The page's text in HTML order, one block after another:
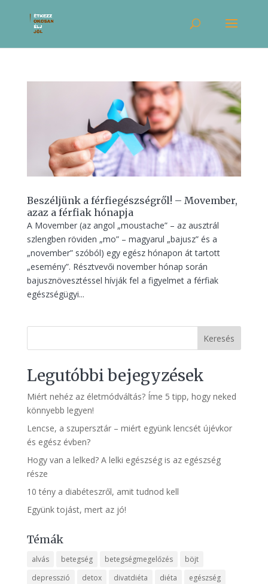
Beszéljünk a férfiegészségről! – Movember,
azaz a férfiak hónapja
A Movember (az angol „moustache” – az ausztrál
szlengben röviden „mo” – magyarul „bajusz” és a
„november” szóból) egy egész hónapon át tartott
„esemény”. Résztvevői november hónap során
bajusznövesztéssel hívják fel a figyelmet a férfiak
egészségügyi...
Keresés
Legutóbbi bejegyzések
Miért nehéz az életmódváltás? Íme 5 tipp, hogy neked
könnyebb legyen!
Lencse, a szupersztár – miért együnk lencsét újévkor
és egész évben?
Hogy van a lelked? A lelki egészség is az egészség
része
10 tény a diabéteszről, amit tudnod kell
Együnk tojást, mert az jó!
Témák
alvás betegség betegségmegelőzés
böjt
depresszió
detox divatdiéta diéta
egészség